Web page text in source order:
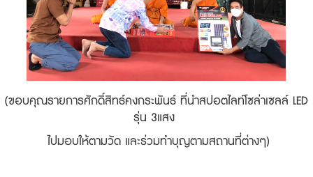
(ขอบคุณรายการศักดิ์สิทธ์คงกระพันธ์ ที่นำสปอตไลท์โซล่าเซลล์ LED
รุ่น 3แสง
ไปมอบให้ตามวัด และร่วมทำบุญตามสถานที่ต่างๆ)